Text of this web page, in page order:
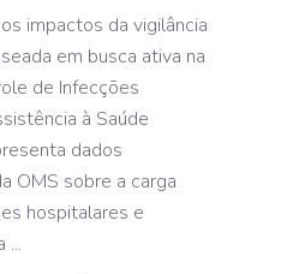
impactos da vigilância
em busca ativa na
de Infecções
à Saúde
dados
OMS sobre a carga
hospitalares e